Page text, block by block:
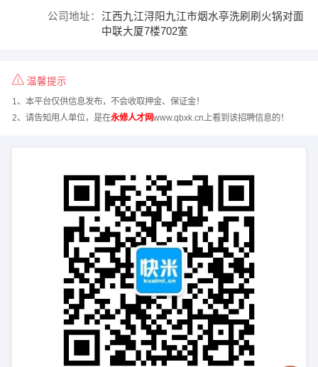
公司地址：
江西九江浔阳九江市烟水亭洗刷刷火锅对面
中联大厦7楼702室
温馨提示
1、本平台仅供信息发布，不会收取押金、保证金！
2、请告知用人单位，是在永修人才网www.qbxk.cn上看到该招聘信息的！